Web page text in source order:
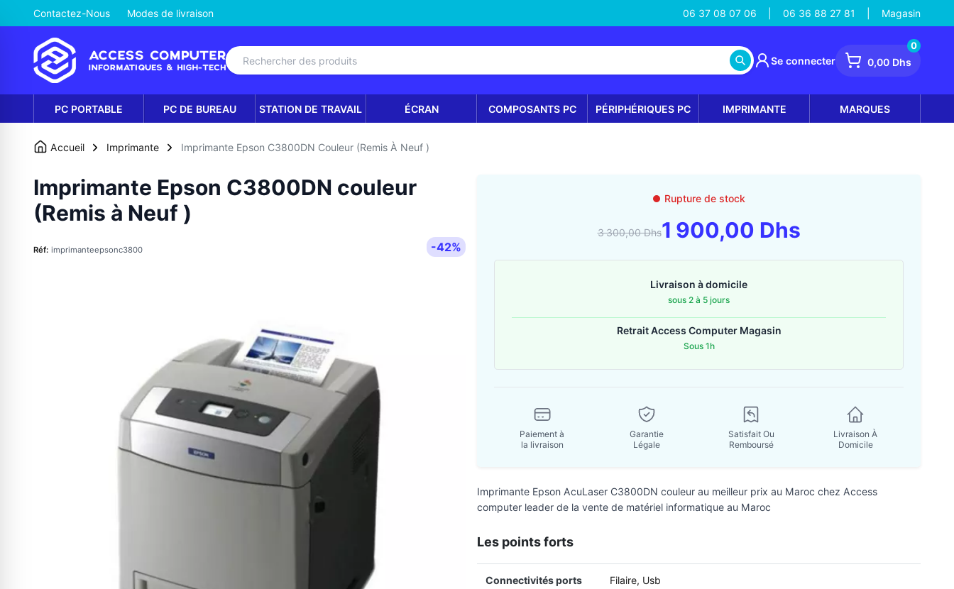
Contactez-Nous Modes de livraison 06 37 08 07 06 06 36 88 27 81 Magasin
Se connecter 0,00 Dhs
0
PC PORTABLE PC DE BUREAU STATION DE TRAVAIL ÉCRAN COMPOSANTS PC PÉRIPHÉRIQUES PC IMPRIMANTE MARQUES
Accueil Imprimante Imprimante Epson C3800DN Couleur (Remis À Neuf )
Imprimante Epson C3800DN couleur
(Remis à Neuf )
Réf: imprimanteepsonc3800 -42%
Rupture de stock
3 300,00 Dhs1 900,00 Dhs
Livraison à domicile
sous 2 à 5 jours
Retrait Access Computer Magasin
Sous 1h
Paiement à
la livraison
Garantie
Légale
Satisfait Ou
Remboursé
Livraison À
Domicile
Imprimante Epson AcuLaser C3800DN couleur au meilleur prix au Maroc chez Access
computer leader de la vente de matériel informatique au Maroc
Les points forts
Connectivités ports Filaire, Usb